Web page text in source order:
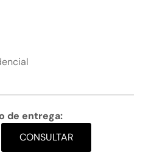
de entrega:
CONSULTAR